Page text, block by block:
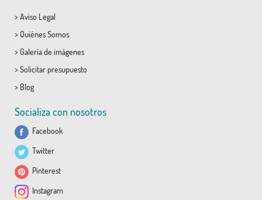
> Aviso Legal
> Quiénes Somos
> Galería de imágenes
> Solicitar presupuesto
> Blog
Socializa con nosotros
Facebook
Twitter
Pinterest
Instagram